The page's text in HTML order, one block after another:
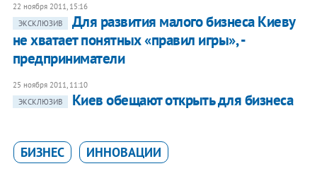
22 ноября 2011, 15:16
ЭКСКЛЮЗИВ
Для развития малого бизнеса Киеву
не хватает понятных «правил игры», -
предприниматели
25 ноября 2011, 11:10
ЭКСКЛЮЗИВ
​Киев обещают открыть для бизнеса
БИЗНЕС ИННОВАЦИИ